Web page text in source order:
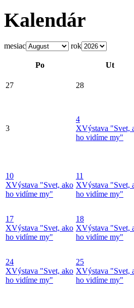
Kalendár
mesiac rok
Po Ut
27 28
3
4
XVýstava "Svet,
ho vidíme my"
10
XVýstava "Svet, ako
ho vidíme my"
11
XVýstava "Svet,
ho vidíme my"
17
XVýstava "Svet, ako
ho vidíme my"
18
XVýstava "Svet,
ho vidíme my"
24
XVýstava "Svet, ako
ho vidíme my"
25
XVýstava "Svet,
ho vidíme my"